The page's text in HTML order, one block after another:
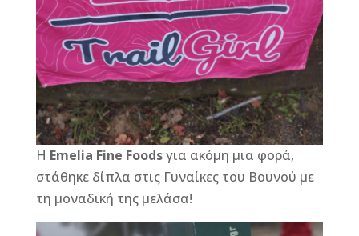
Η Emelia Fine Foodsγια ακόμη μια φορά,
στάθηκε δίπλα στις Γυναίκες του Βουνού με
τη μοναδική της μελάσα!